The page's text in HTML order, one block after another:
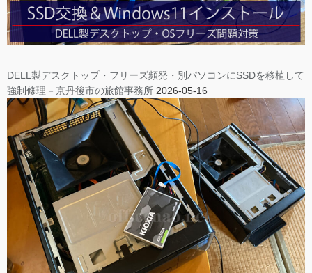
DELL製デスクトップ・フリーズ頻発・別パソコンにSSDを移植して
強制修理－京丹後市の旅館事務所 2026-05-16